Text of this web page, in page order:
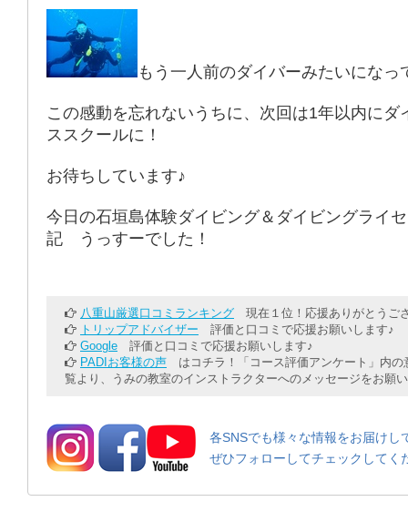
もう一人前のダイバーみたいになっ
この感動を忘れないうちに、次回は1年以内にダ
ススクールに！
お待ちしています♪
今日の石垣島体験ダイビング＆ダイビングライ
記 うっすーでした！
八重山厳選口コミランキング 現在１位！応援ありがとうご
トリップアドバイザー 評価と口コミで応援お願いします♪
Google 評価と口コミで応援お願いします♪
PADIお客様の声 はコチラ！「コース評価アンケート」内の
覧より、うみの教室のインストラクターへのメッセージをお願
各SNSでも様々な情報をお届けし
ぜひフォローしてチェックしてく